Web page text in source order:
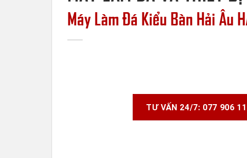
Máy Làm Đá Kiểu Bàn Hải Âu
TƯ VẤN 24/7: 077 906